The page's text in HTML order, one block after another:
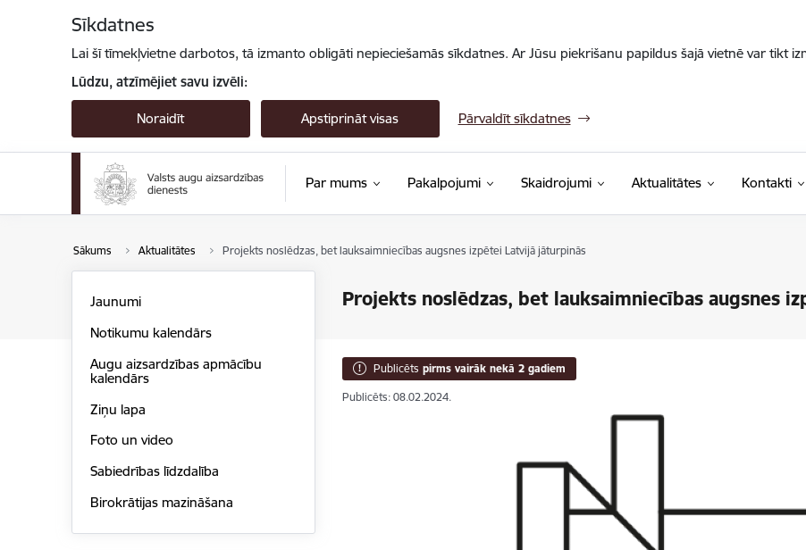
Sīkdatnes
Lai šī tīmekļvietne darbotos, tā izmanto obligāti nepieciešamās sīkdatnes. Ar Jūsu piekrišanu papildus šajā vietnē var tikt
Lūdzu, atzīmējiet savu izvēli:
Noraidīt Apstiprināt visas Pārvaldīt sīkdatnes
Par mums Pakalpojumi Skaidrojumi Aktualitātes Kontakti
Sākums Aktualitātes Projekts noslēdzas, bet lauksaimniecības augsnes izpētei Latvijā jāturpinās
Projekts noslēdzas, bet lauksaimniecības augsnes
Jaunumi
Notikumu kalendārs
Augu aizsardzības apmācību
kalendārs
Ziņu lapa
Foto un video
Sabiedrības līdzdalība
Birokrātijas mazināšana
Publicēts pirms vairāk nekā 2 gadiem
Publicēts: 08.02.2024.